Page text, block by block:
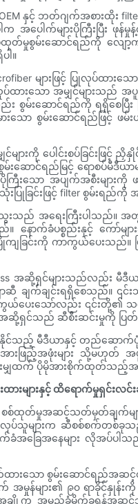
နှင့် ဘတ်ဂျက်အစားထိုး
အပေါက်များပိုကြီးပြီ
ထုတ်မှုစွမ်းဆောင်ရည်ကို လျ
ါ။
များဖြင့် ပြုလုပ်ထားသ
လုပ်ထားသော အမျှင်များ
ဆောင်ရည်ကို ရရှိစေပြီး ကြ
းသော စွမ်းဆောင်ရည်ဖြင့်
းကို ပေါင်းစပ်ခြင်းဖြင့် ညှိ
မ်းဆောင်ရည်မြင့် ရောစပ်
းသော အပျက်အစီးများ
ြုခြင်းဖြင့် filter စွမ်းရည်
ည် အရေးကြီးပါသည်။ အတွ
။ နောက်ခံပစ္စည်းနှင့် ကေ
ပြိုကျခြင်းကို ကာကွယ်ပေးသ
အဆို့ရှင်များသည်လည်း
ဆီ ချက်ချင်းရရှိစေသည်။ ၎
ကွယ်ပေးသော်လည်း ၎င်းတို့
ာ အဆို့ရှင်သည် ဆီစီးဆင်းမှုကို ပ
မီဒီယာနှင့် တည်ဆောက်ပုံဆိုင်
ဖြည့်အဖုံးများ သို့မဟုတ် အပူ
ျှထက် ပိုမိုအားစိုက်ထုတ်သည့်အ
းများနှင့် ထိရောက်မှုရှင်းလင်
စ်ထုတ်မှုအဆင့်သတ်မှတ်ချက်မျ
ပ်သူများက ဆီစစ်စက်တစ်ခု
ခံအခြေအနေများ လိုအပ်ပ
သော စွမ်းဆောင်ရည်အဆ
ျား၏ ၉၀ ရာခိုင်နှုန်းကို ဖ
က အမည်ခံမိုက်ခရွန်အဆင့်သတ်